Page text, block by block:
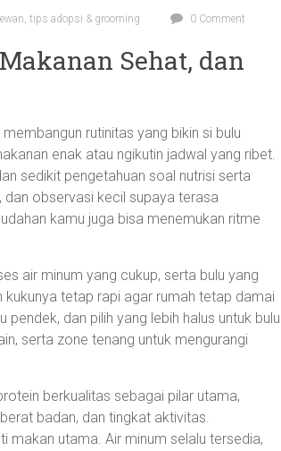
tips adopsi & grooming 0 Comment
Sehat, dan
rutinitas yang bikin si bulu
enak atau ngikutin jadwal yang ribet.
sedikit pengetahuan soal nutrisi serta
dan observasi kecil supaya terasa
kamu juga bisa menemukan ritme
air minum yang cukup, serta bulu yang
kukunya tetap rapi agar rumah tetap damai
dan pilih yang lebih halus untuk bulu
serta zone tenang untuk mengurangi
berkualitas sebagai pilar utama,
badan, dan tingkat aktivitas.
makan utama. Air minum selalu tersedia,